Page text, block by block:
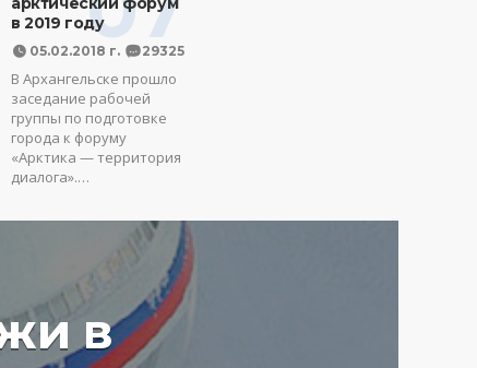
в 2019 году
05.02.2018 г. 29325
В Архангельске прошло
заседание рабочей
группы по подготовке
города к форуму
«Арктика — территория
диалога».…
в